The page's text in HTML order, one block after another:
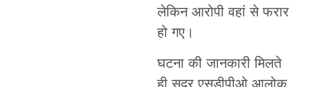
लेकिन आरोपी वहां से फरार
हो गए।
घटना की जानकारी मिलते
ही सदर एसडीपीओ आलोक